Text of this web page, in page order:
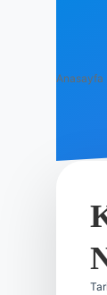
Anasayfa